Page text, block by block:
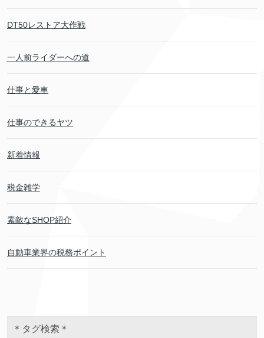
DT50レストア大作戦
一人前ライダーへの道
仕事と愛車
仕事のできるヤツ
新着情報
税金雑学
素敵なSHOP紹介
自動車業界の税務ポイント
＊タグ検索＊